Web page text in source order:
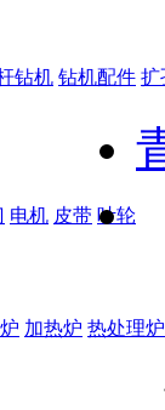
钻机 钻机配件 扩
电机 皮带 叶轮
加热炉 热处理炉